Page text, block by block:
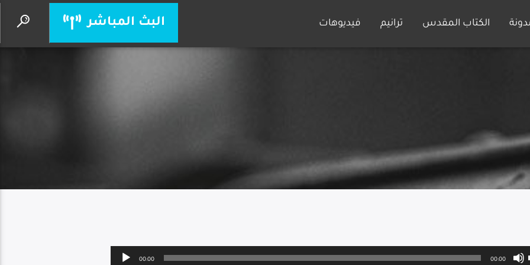
فيديوهات ترانيم الكتاب المقدس البث المباشر
Audio
00:00 00:00